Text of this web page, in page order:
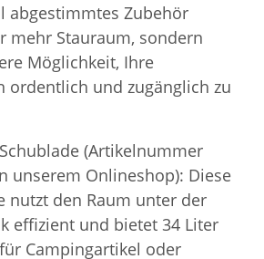
abgestimmtes Zubehör
mehr Stauraum, sondern
Möglichkeit, Ihre
ordentlich und zugänglich zu
(Artikelnummer
unserem Onlineshop): Diese
nutzt den Raum unter der
effizient und bietet 34 Liter
Campingartikel oder